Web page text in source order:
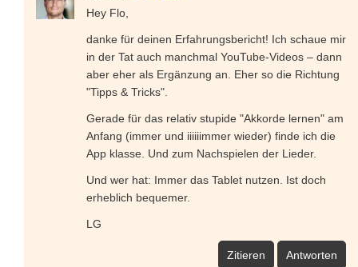
Hey Flo,
danke für deinen Erfahrungsbericht! Ich schaue mir
in der Tat auch manchmal YouTube-Videos – dann
aber eher als Ergänzung an. Eher so die Richtung
"Tipps & Tricks".
Gerade für das relativ stupide "Akkorde lernen" am
Anfang (immer und iiiiiimmer wieder) finde ich die
App klasse. Und zum Nachspielen der Lieder.
Und wer hat: Immer das Tablet nutzen. Ist doch
erheblich bequemer.
LG
Zitieren Antworten